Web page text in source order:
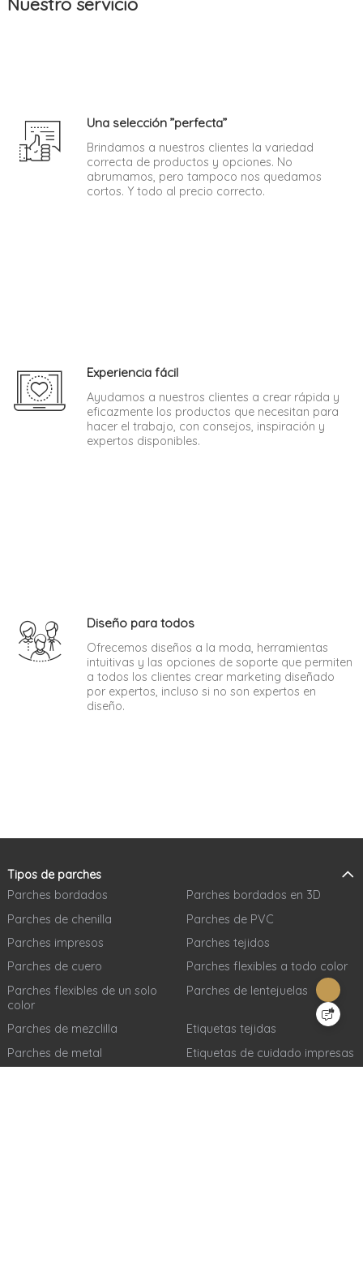
Una selección ”perfecta”
Brindamos a nuestros clientes la variedad
correcta de productos y opciones. No
abrumamos, pero tampoco nos quedamos
cortos. Y todo al precio correcto.
Experiencia fácil
Ayudamos a nuestros clientes a crear rápida y
eficazmente los productos que necesitan para
hacer el trabajo, con consejos, inspiración y
expertos disponibles.
Diseño para todos
Ofrecemos diseños a la moda, herramientas
intuitivas y las opciones de soporte que permiten
a todos los clientes crear marketing diseñado
por expertos, incluso si no son expertos en
diseño.
Tipos de parches
Parches bordados
Parches bordados en 3D
Parches de chenilla
Parches de PVC
Parches impresos
Parches tejidos
Parches de cuero
Parches flexibles a todo color
Parches flexibles de un solo
color
Parches de lentejuelas
Parches de mezclilla
Etiquetas tejidas
Parches de metal
Etiquetas de cuidado impresas